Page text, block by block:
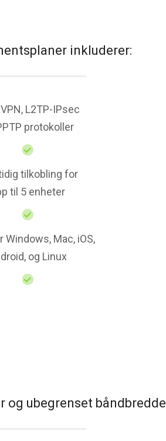
inkluderer:
L2TP-IPsec
protokoller
tilkobling for
til 5 enheter
Windows, Mac, iOS,
og Linux
og ubegrenset båndbredde